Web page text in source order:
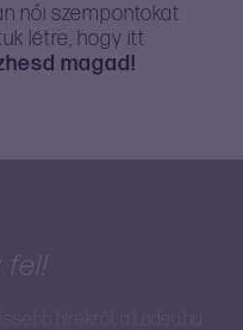
női szempontokat
létre, hogy itt
magad!
fel!